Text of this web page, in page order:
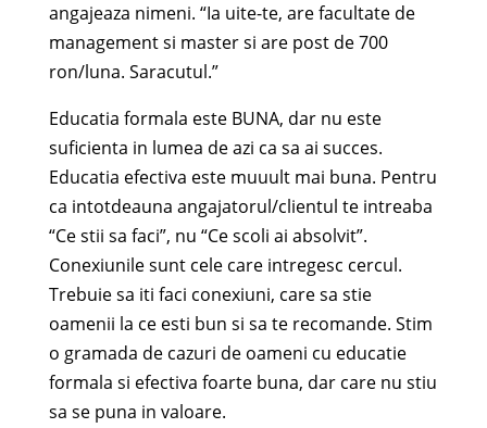
angajeaza nimeni. “Ia uite-te, are facultate de
management si master si are post de 700
ron/luna. Saracutul.”
Educatia formala este BUNA, dar nu este
suficienta in lumea de azi ca sa ai succes.
Educatia efectiva este muuult mai buna. Pentru
ca intotdeauna angajatorul/clientul te intreaba
“Ce stii sa faci”, nu “Ce scoli ai absolvit”.
Conexiunile sunt cele care intregesc cercul.
Trebuie sa iti faci conexiuni, care sa stie
oamenii la ce esti bun si sa te recomande. Stim
o gramada de cazuri de oameni cu educatie
formala si efectiva foarte buna, dar care nu stiu
sa se puna in valoare.